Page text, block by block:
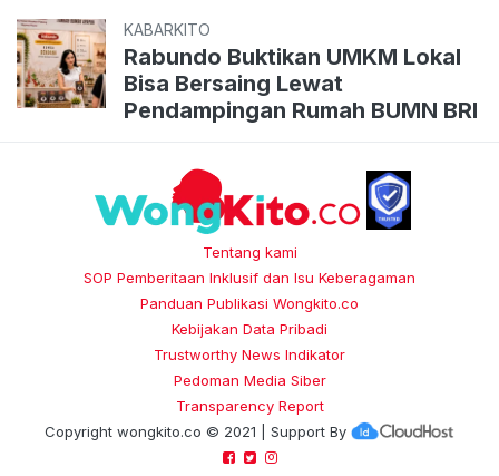
KABARKITO
Rabundo Buktikan UMKM Lokal
Bisa Bersaing Lewat
Pendampingan Rumah BUMN BRI
Tentang kami
SOP Pemberitaan Inklusif dan Isu Keberagaman
Panduan Publikasi Wongkito.co
Kebijakan Data Pribadi
Trustworthy News Indikator
Pedoman Media Siber
Transparency Report
Copyright wongkito.co © 2021 | Support By